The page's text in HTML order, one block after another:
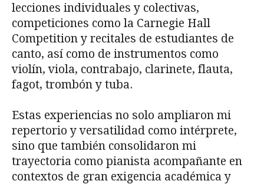
lecciones individuales y colectivas,
competiciones como la Carnegie Hall
Competition y recitales de estudiantes de
canto, así como de instrumentos como
violín, viola, contrabajo, clarinete, flauta,
fagot, trombón y tuba.
Estas experiencias no solo ampliaron mi
repertorio y versatilidad como intérprete,
sino que también consolidaron mi
trayectoria como pianista acompañante en
contextos de gran exigencia académica y